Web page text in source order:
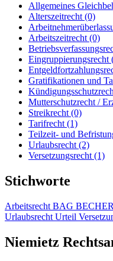
Allgemeines
Alterszeitrecht (0)
Arbeitszeitrecht (0)
Eingruppierungsrecht
Gratifikationen und
Mutterschutzrecht /
Streikrecht (0)
Tarifrecht (1)
Teilzeit- und
Urlaubsrecht (2)
Versetzungsrecht (1)
Stichworte
Arbeitsrecht BAG
Urlaubsrecht Urteil
Niemietz